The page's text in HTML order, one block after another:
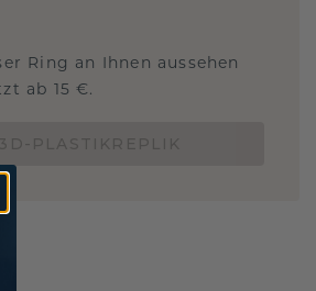
Ring an Ihnen aussehen
ab 15 €.